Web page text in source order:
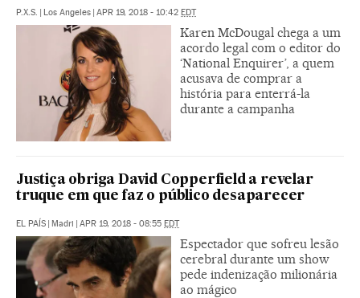
P.X.S. | Los Angeles | APR 19, 2018 - 10:42 EDT
Karen McDougal chega a um
acordo legal com o editor do
‘National Enquirer’, a quem
acusava de comprar a
história para enterrá-la
durante a campanha
Justiça obriga David Copperfield a revelar
truque em que faz o público desaparecer
EL PAÍS | Madri | APR 19, 2018 - 08:55 EDT
Espectador que sofreu lesão
cerebral durante um show
pede indenização milionária
ao mágico